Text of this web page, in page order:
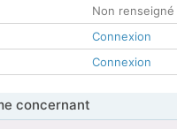
Non renseigné
Connexion
Connexion
concernant